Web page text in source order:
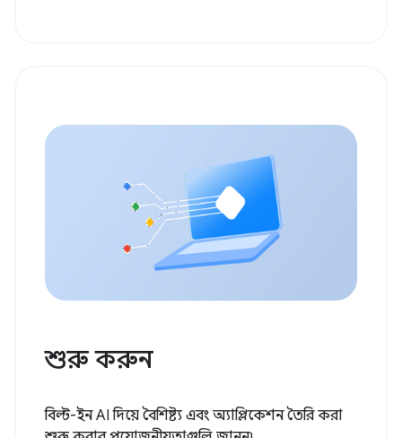
শুরু করুন
বিল্ট-ইন AI দিয়ে বৈশিষ্ট্য এবং অ্যাপ্লিকেশন তৈরি করা